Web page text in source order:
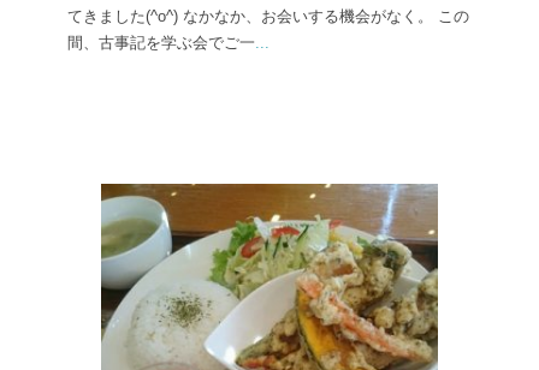
てきました(^o^) なかなか、お会いする機会がなく。 この
間、古事記を学ぶ会でご一